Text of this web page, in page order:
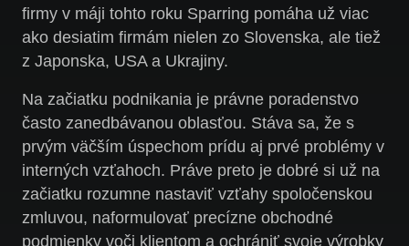
firmy v máji tohto roku Sparring pomáha už viac
ako desiatim firmám nielen zo Slovenska, ale tiež
z Japonska, USA a Ukrajiny.
Na začiatku podnikania je právne poradenstvo
často zanedbávanou oblasťou. Stáva sa, že s
prvým väčším úspechom prídu aj prvé problémy v
interných vzťahoch. Práve preto je dobré si už na
začiatku rozumne nastaviť vzťahy spoločenskou
zmluvou, naformulovať precízne obchodné
podmienky voči klientom a ochrániť svoje výrobky